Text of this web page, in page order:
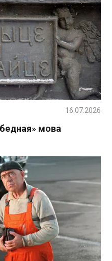
мова
16.07.2026